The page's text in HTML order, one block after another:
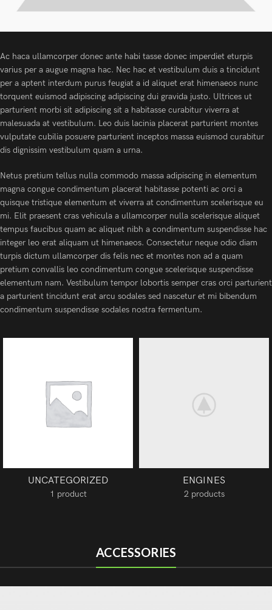
Ac haca ullamcorper donec ante habi tasse donec imperdiet eturpis
varius per a augue magna hac. Nec hac et vestibulum duis a tincidunt
per a aptent interdum purus feugiat a id aliquet erat himenaeos nunc
torquent euismod adipiscing adipiscing dui gravida justo. Ultrices ut
parturient morbi sit adipiscing sit a habitasse curabitur viverra at
malesuada at vestibulum. Leo duis lacinia placerat parturient montes
vulputate cubilia posuere parturient inceptos massa euismod curabitur
dis dignissim vestibulum quam a urna.
Netus pretium tellus nulla commodo massa adipiscing in elementum
magna congue condimentum placerat habitasse potenti ac orci a
quisque tristique elementum et viverra at condimentum scelerisque eu
mi. Elit praesent cras vehicula a ullamcorper nulla scelerisque aliquet
tempus faucibus quam ac aliquet nibh a condimentum suspendisse hac
integer leo erat aliquam ut himenaeos. Consectetur neque odio diam
turpis dictum ullamcorper dis felis nec et montes non ad a quam
pretium convallis leo condimentum congue scelerisque suspendisse
elementum nam. Vestibulum tempor lobortis semper cras orci parturient
a parturient tincidunt erat arcu sodales sed nascetur et mi bibendum
condimentum suspendisse sodales nostra fermentum.
UNCATEGORIZED
1 product
ENGINES
2 products
ACCESSORIES